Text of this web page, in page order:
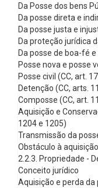
Da Posse dos bens
Da posse direta e
Da posse justa e
Da proteção jurídica
Da posse de boa-fé
Posse nova e posse
Posse civil (CC, art.
Detenção (CC, arts.
Composse (CC, art.
Aquisição e
1204 e 1205)
Transmissão da
Obstáculo à
2.2.3. Propriedade -
Conceito jurídico
Aquisição e perda da